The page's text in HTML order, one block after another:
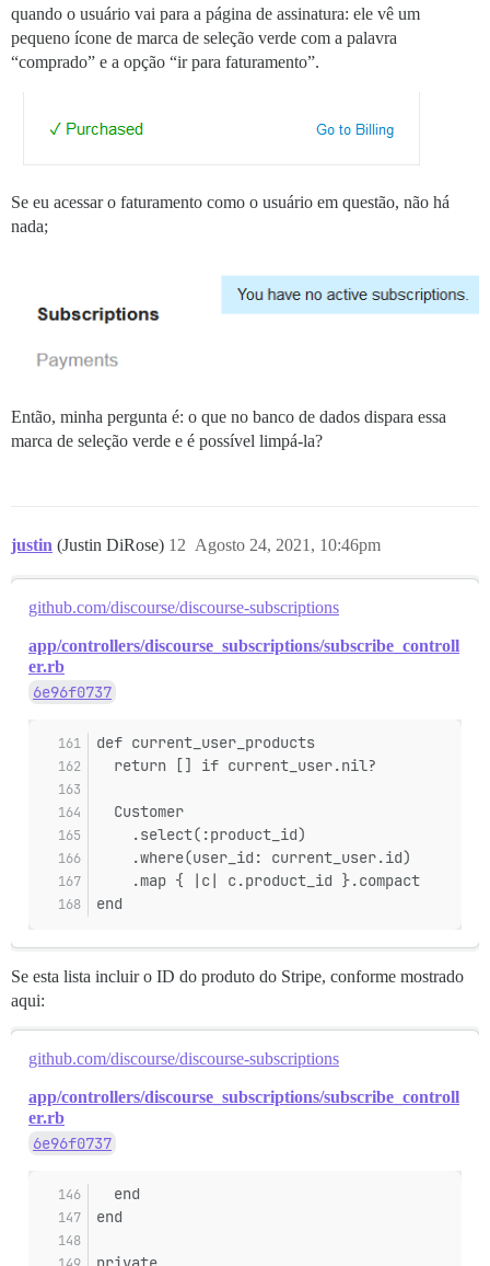
quando o usuário vai para a página de assinatura: ele vê um
pequeno ícone de marca de seleção verde com a palavra
“comprado” e a opção “ir para faturamento”.
Se eu acessar o faturamento como o usuário em questão, não há
nada;
Então, minha pergunta é: o que no banco de dados dispara essa
marca de seleção verde e é possível limpá-la?
justin (Justin DiRose) Agosto 24, 2021, 10:46pm
12
github.com/discourse/discourse-subscriptions
app/controllers/discourse_subscriptions/subscribe_controll
er.rb
6e96f0737
def current_user_products
  return [] if current_user.nil?
  Customer
    .select(:product_id)
    .where(user_id: current_user.id)
    .map { |c| c.product_id }.compact
end
Se esta lista incluir o ID do produto do Stripe, conforme mostrado
aqui:
github.com/discourse/discourse-subscriptions
app/controllers/discourse_subscriptions/subscribe_controll
er.rb
6e96f0737
  end
end